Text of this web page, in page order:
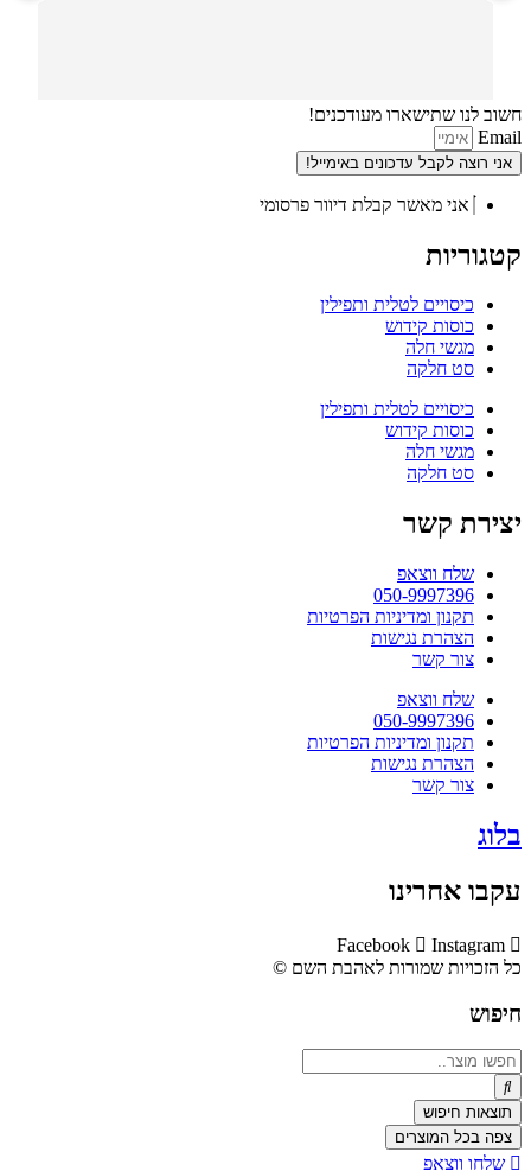
חשוב לנו שתישארו מעודכנים!
Email
אני רוצה לקבל עדכונים באימייל!
אני מאשר קבלת דיוור פרסומי
קטגוריות
כיסויים לטלית ותפילין
כוסות קידוש
מגשי חלה
סט חלקה
כיסויים לטלית ותפילין
כוסות קידוש
מגשי חלה
סט חלקה
יצירת קשר
שלח ווצאפ
050-9997396
תקנון ומדיניות הפרטיות
הצהרת נגישות
צור קשר
שלח ווצאפ
050-9997396
תקנון ומדיניות הפרטיות
הצהרת נגישות
צור קשר
בלוג
עקבו אחרינו
Facebook
Instagram
כל הזכויות שמורות לאהבת השם ©​
חיפוש
Search
...
תוצאות חיפוש
צפה בכל המוצרים
שלחו ווצאפ